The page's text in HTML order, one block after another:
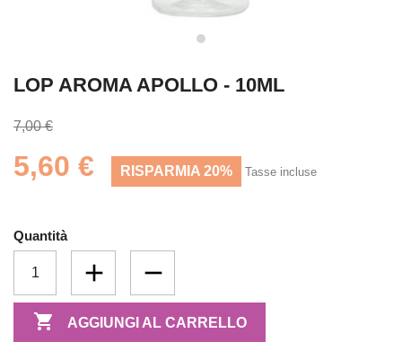
LOP AROMA APOLLO - 10ML
7,00 €
5,60 € RISPARMIA 20% Tasse incluse
Quantità
 AGGIUNGI AL CARRELLO